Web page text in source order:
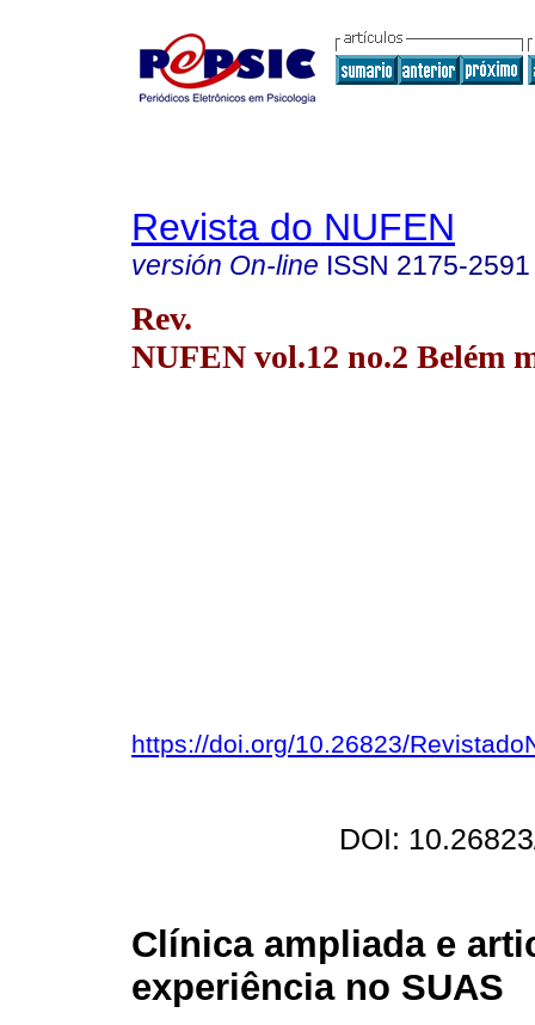
Revista do NUFEN
versión On-line ISSN 2175-2591
Rev.
NUFEN vol.12 no.2 Belém
https://doi.org/10.26823/
DOI:
Clínica ampliada e
experiência no SUAS